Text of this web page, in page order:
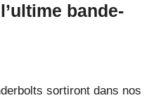
bande-
sortiront dans nos